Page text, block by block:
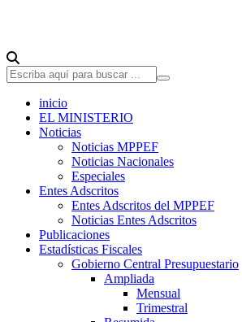
inicio
EL MINISTERIO
Noticias
Noticias MPPEF
Noticias Nacionales
Especiales
Entes Adscritos
Entes Adscritos del MPPEF
Noticias Entes Adscritos
Publicaciones
Estadísticas Fiscales
Gobierno Central Presupuestario
Ampliada
Mensual
Trimestral